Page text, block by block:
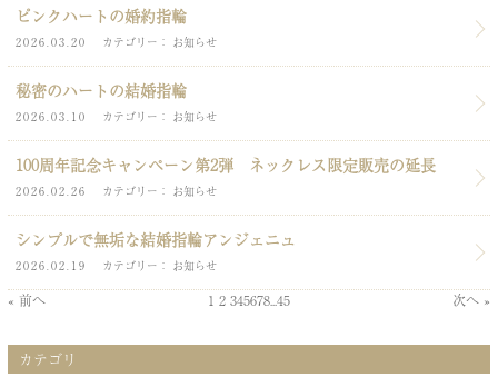
ピンクハートの婚約指輪
2026.03.20 カテゴリー お知らせ
秘密のハートの結婚指輪
2026.03.10 カテゴリー お知らせ
100周年記念キャンペーン第2弾 ネックレス限定販売の延長
2026.02.26 カテゴリー お知らせ
シンプルで無垢な結婚指輪アンジェニュ
2026.02.19 カテゴリー お知らせ
« 前へ 1 2 345678...45 次へ »
カテゴリ